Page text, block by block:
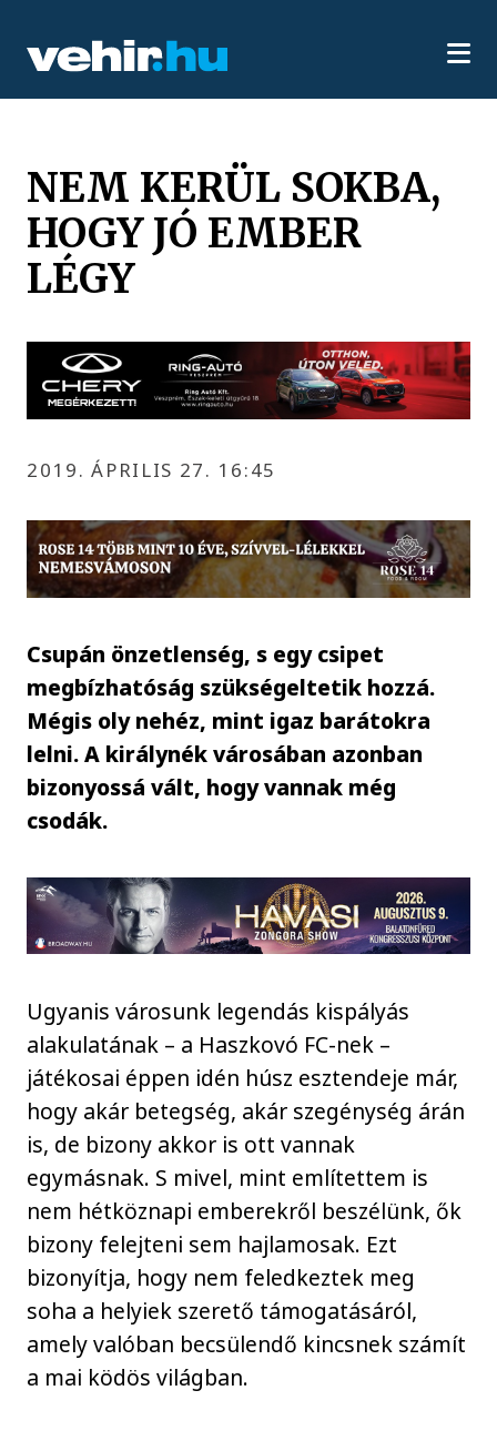
NEM KERÜL SOKBA,
HOGY JÓ EMBER
LÉGY
2019. ÁPRILIS 27. 16:45
Csupán önzetlenség, s egy csipet
megbízhatóság szükségeltetik hozzá.
Mégis oly nehéz, mint igaz barátokra
lelni. A királynék városában azonban
bizonyossá vált, hogy vannak még
csodák.
Ugyanis városunk legendás kispályás
alakulatának – ­a Haszkovó FC-nek –
játékosai éppen idén húsz esztendeje már,
hogy akár betegség, akár szegénység árán
is, de bizony akkor is ott vannak
egymásnak. S mivel, mint említettem is
nem hétköznapi emberekről beszélünk, ők
bizony felejteni sem hajlamosak. Ezt
bizonyítja, hogy nem feledkeztek meg
soha a helyiek szerető támogatásáról,
amely valóban becsülendő kincsnek számít
a mai ködös világban.